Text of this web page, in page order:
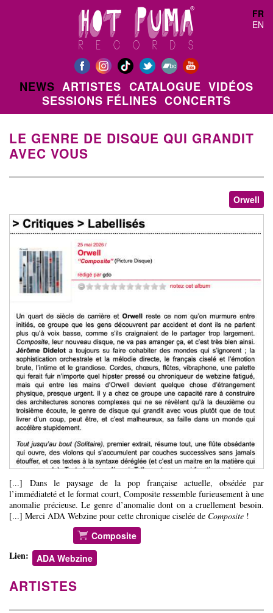
FR
EN
NEWS ARTISTES CATALOGUE VIDÉOS
SESSIONS FÉLINES CONCERTS
LE GENRE DE DISQUE QUI GRANDIT
AVEC VOUS
Orwell
[...] Dans le paysage de la pop française actuelle, obsédée par
l’immédiateté et le format court, Composite ressemble furieusement à une
anomalie précieuse. Le genre d’anomalie dont on a cruellement besoin.
[...] Merci ADA Webzine pour cette chronique ciselée de Composite !
Composite
Lien: ADA Webzine
ARTISTES